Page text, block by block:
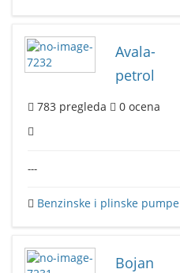
Avala-
petrol
783 pregleda 0 ocena
---
Benzinske i plinske pumpe
Bojan